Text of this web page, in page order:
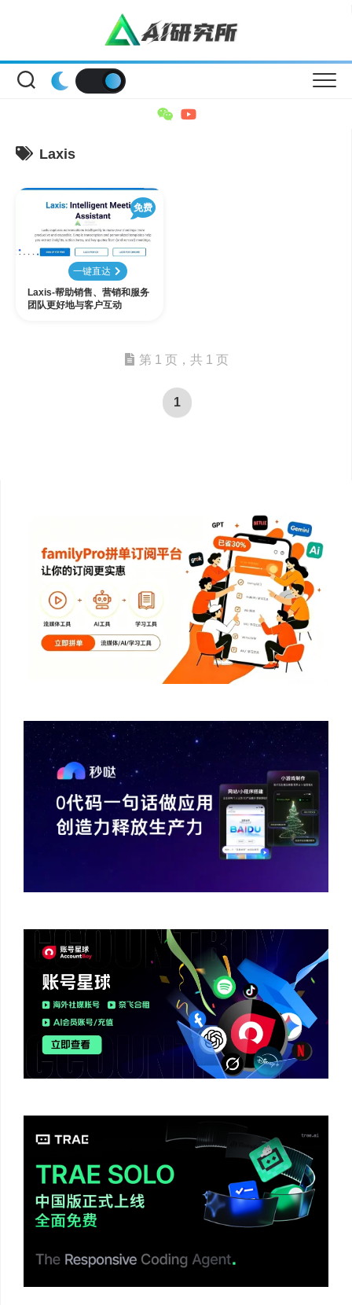
Laxis
免费
一键直达
Laxis-帮助销售、营销和服务
团队更好地与客户互动
第 1 页，共 1 页
1